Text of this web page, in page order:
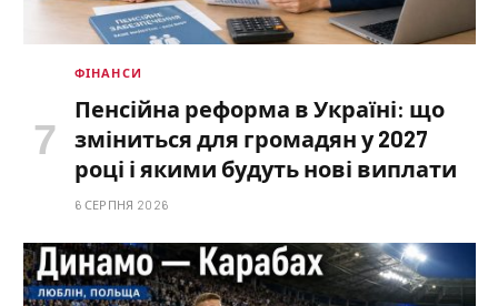
ФІНАНСИ
Пенсійна реформа в Україні: що
зміниться для громадян у 2027
році і якими будуть нові виплати
6 СЕРПНЯ 2026